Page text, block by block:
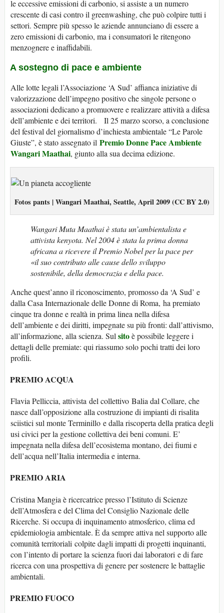
le eccessive emissioni di carbonio, si assiste a un numero
crescente di casi contro il greenwashing, che può colpire tutti i
settori. Sempre più spesso le aziende annunciano di essere a
zero emissioni di carbonio, ma i consumatori le ritengono
menzognere e inaffidabili.
A sostegno di pace e ambiente
Alle lotte legali l’Associazione ‘A Sud’ affianca iniziative di
valorizzazione dell’impegno positivo che singole persone o
associazioni dedicano a promuovere e realizzare attività a difesa
dell’ambiente e dei territori. Il 25 marzo scorso, a conclusione
del festival del giornalismo d’inchiesta ambientale “Le Parole
Giuste”, è stato assegnato il Premio Donne Pace Ambiente
Wangari Maathai, giunto alla sua decima edizione.
Fotos pants | Wangari Maathai, Seattle, April 2009 (CC BY 2.0)
Wangari Muta Maathai è stata un’ambientalista e
attivista kenyota. Nel 2004 è stata la prima donna
africana a ricevere il Premio Nobel per la pace per
«il suo contributo alle cause dello sviluppo
sostenibile, della democrazia e della pace.
Anche quest’anno il riconoscimento, promosso da ‘A Sud’ e
dalla Casa Internazionale delle Donne di Roma, ha premiato
cinque tra donne e realtà in prima linea nella difesa
dell’ambiente e dei diritti, impegnate su più fronti: dall’attivismo,
all’informazione, alla scienza. Sul sitoè possibile leggere i
dettagli delle premiate: qui riassumo solo pochi tratti dei loro
profili.
PREMIO ACQUA
Flavia Pelliccia, attivista del collettivo Balia dal Collare, che
nasce dall’opposizione alla costruzione di impianti di risalita
sciistici sul monte Terminillo e dalla riscoperta della pratica degli
usi civici per la gestione collettiva dei beni comuni. E’
impegnata nella difesa dell’ecosistema montano, dei fiumi e
dell’acqua nell’Italia intermedia e interna.
PREMIO ARIA
Cristina Mangia è ricercatrice presso l’Istituto di Scienze
dell’Atmosfera e del Clima del Consiglio Nazionale delle
Ricerche. Si occupa di inquinamento atmosferico, clima ed
epidemiologia ambientale. È da sempre attiva nel supporto alle
comunità territoriali colpite dagli impatti di progetti inquinanti,
con l’intento di portare la scienza fuori dai laboratori e di fare
ricerca con una prospettiva di genere per sostenere le battaglie
ambientali.
PREMIO FUOCO